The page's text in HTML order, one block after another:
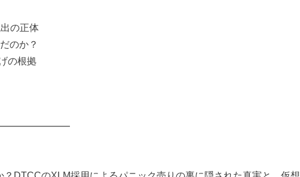
の正体
のか？
の根拠